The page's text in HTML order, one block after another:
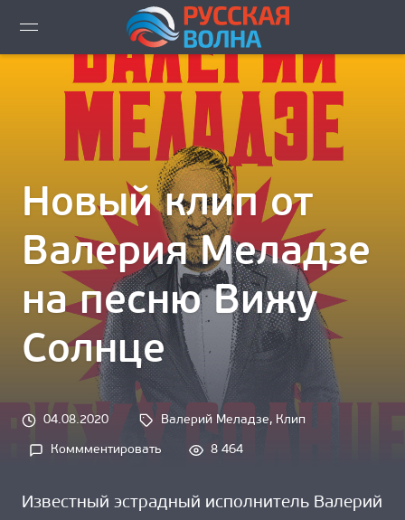
ВИДЕО LIVE
ПЛЕЙЛИСТ
СКАЧАТЬ ЭФИР
КАК СЛУШАТЬ!?
ГОРОДА ВЕЩАНИЯ
О НАС
Новый клип от
Валерия Меладзе
на песню Вижу
Солнце
04.08.2020 Валерий Меладзе, Клип
Коммментировать
Новый
8 464
Известный эстрадный исполнитель Валерий